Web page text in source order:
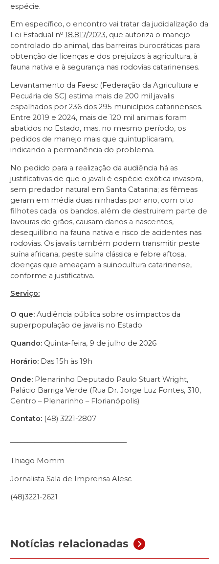
espécie.
Em específico, o encontro vai tratar da judicialização da
Lei Estadual no 18.817/2023, que autoriza o manejo
controlado do animal, das barreiras burocráticas para
obtenção de licenças e dos prejuízos à agricultura, à
fauna nativa e à segurança nas rodovias catarinenses.
Levantamento da Faesc (Federação da Agricultura e
Pecuária de SC) estima mais de 200 mil javalis
espalhados por 236 dos 295 municípios catarinenses.
Entre 2019 e 2024, mais de 120 mil animais foram
abatidos no Estado, mas, no mesmo período, os
pedidos de manejo mais que quintuplicaram,
indicando a permanência do problema.
No pedido para a realização da audiência há as
justificativas de que o javali é espécie exótica invasora,
sem predador natural em Santa Catarina; as fêmeas
geram em média duas ninhadas por ano, com oito
filhotes cada; os bandos, além de destruirem parte de
lavouras de grãos, causam danos a nascentes,
desequilíbrio na fauna nativa e risco de acidentes nas
rodovias. Os javalis também podem transmitir peste
suína africana, peste suína clássica e febre aftosa,
doenças que ameaçam a suinocultura catarinense,
conforme a justificativa.
Serviço:
O que: Audiência pública sobre os impactos da
superpopulação de javalis no Estado
Quando: Quinta-feira, 9 de julho de 2026
Horário: Das 15h às 19h
Onde: Plenarinho Deputado Paulo Stuart Wright,
Palácio Barriga Verde (Rua Dr. Jorge Luz Fontes, 310,
Centro – Plenarinho – Florianópolis)
Contato: (48) 3221-2807
Thiago Momm
Jornalista Sala de Imprensa Alesc
(48)3221-2621
Notícias relacionadas